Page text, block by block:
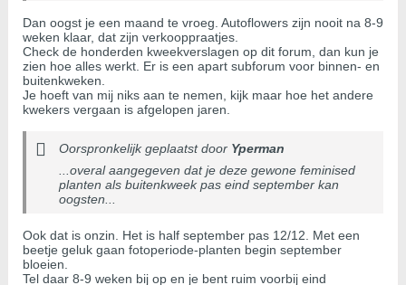
Dan oogst je een maand te vroeg. Autoflowers zijn nooit na 8-9
weken klaar, dat zijn verkooppraatjes.
Check de honderden kweekverslagen op dit forum, dan kun je
zien hoe alles werkt. Er is een apart subforum voor binnen- en
buitenkweken.
Je hoeft van mij niks aan te nemen, kijk maar hoe het andere
kwekers vergaan is afgelopen jaren.
Oorspronkelijk geplaatst door Yperman
...overal aangegeven dat je deze gewone feminised
planten als buitenkweek pas eind september kan
oogsten...
Ook dat is onzin. Het is half september pas 12/12. Met een
beetje geluk gaan fotoperiode-planten begin september
bloeien.
Tel daar 8-9 weken bij op en je bent ruim voorbij eind